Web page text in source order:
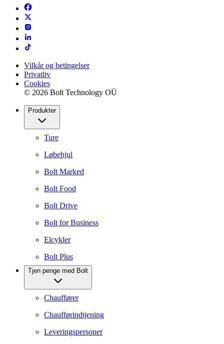
Vilkår og betingelser
Privatliv
Cookies
© 2026 Bolt Technology OÜ
Produkter
Ture
Løbehjul
Bolt Marked
Bolt Food
Bolt Drive
Bolt for Business
Elcykler
Bolt Plus
Tjen penge med Bolt
Chauffører
Chaufførindtjening
Leveringspersoner